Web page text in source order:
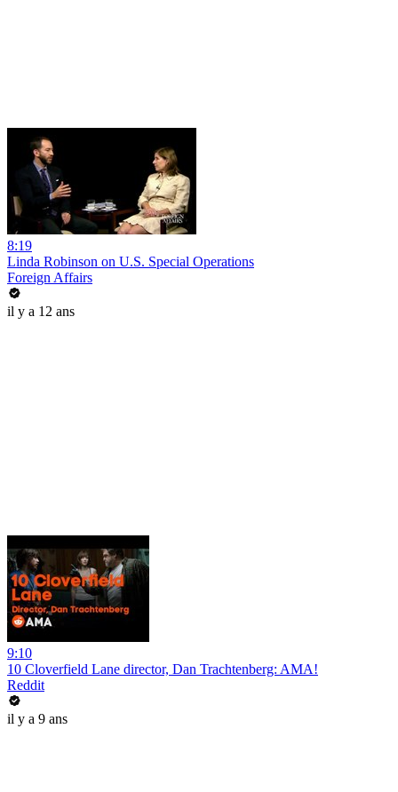
8:19
Linda Robinson on U.S. Special Operations
Foreign Affairs
il y a 12 ans
9:10
10 Cloverfield Lane director, Dan Trachtenberg: AMA!
Reddit
il y a 9 ans